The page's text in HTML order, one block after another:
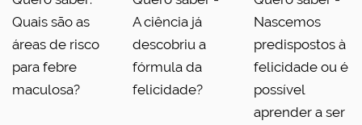
Quais são as
áreas de risco
para febre
maculosa?
A ciência já
descobriu a
fórmula da
felicidade?
Nascemos
predispostos à
felicidade ou é
possível
aprender a ser